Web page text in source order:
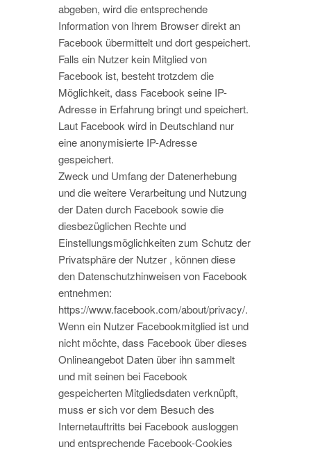
abgeben, wird die entsprechende
Information von Ihrem Browser direkt an
Facebook übermittelt und dort gespeichert.
Falls ein Nutzer kein Mitglied von
Facebook ist, besteht trotzdem die
Möglichkeit, dass Facebook seine IP-
Adresse in Erfahrung bringt und speichert.
Laut Facebook wird in Deutschland nur
eine anonymisierte IP-Adresse
gespeichert.
Zweck und Umfang der Datenerhebung
und die weitere Verarbeitung und Nutzung
der Daten durch Facebook sowie die
diesbezüglichen Rechte und
Einstellungsmöglichkeiten zum Schutz der
Privatsphäre der Nutzer , können diese
den Datenschutzhinweisen von Facebook
entnehmen:
https://www.facebook.com/about/privacy/.
Wenn ein Nutzer Facebookmitglied ist und
nicht möchte, dass Facebook über dieses
Onlineangebot Daten über ihn sammelt
und mit seinen bei Facebook
gespeicherten Mitgliedsdaten verknüpft,
muss er sich vor dem Besuch des
Internetauftritts bei Facebook ausloggen
und entsprechende Facebook-Cookies